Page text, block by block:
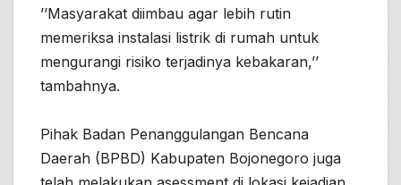
’’Masyarakat diimbau agar lebih rutin
memeriksa instalasi listrik di rumah untuk
mengurangi risiko terjadinya kebakaran,’’
tambahnya.
Pihak Badan Penanggulangan Bencana
Daerah (BPBD) Kabupaten Bojonegoro juga